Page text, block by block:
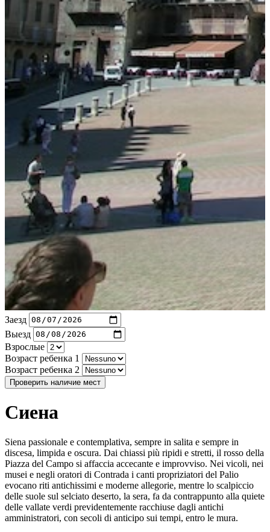
Заезд
Выезд
Взрослые
Возраст ребенка 1
Возраст ребенка 2
Проверить наличие мест
Сиена
Siena passionale e contemplativa, sempre in salita e sempre in
discesa, limpida e oscura. Dai chiassi più ripidi e stretti, il rosso della
Piazza del Campo si affaccia accecante e improvviso. Nei vicoli, nei
musei e negli oratori di Contrada i canti propriziatori del Palio
evocano riti antichissimi e moderne allegorie, mentre lo scalpiccio
delle suole sul selciato deserto, la sera, fa da contrappunto alla quiete
delle vallate verdi previdentemente racchiuse dagli antichi
amministratori, con secoli di anticipo sui tempi, entro le mura.